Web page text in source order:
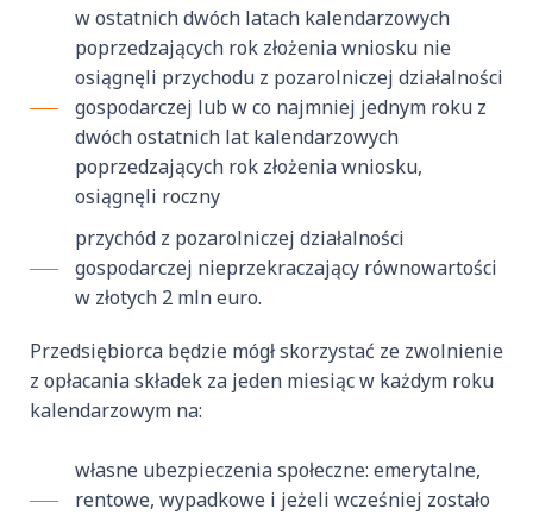
w ostatnich dwóch latach kalendarzowych
poprzedzających rok złożenia wniosku nie
osiągnęli przychodu z pozarolniczej działalności
gospodarczej lub w co najmniej jednym roku z
dwóch ostatnich lat kalendarzowych
poprzedzających rok złożenia wniosku,
osiągnęli roczny
przychód z pozarolniczej działalności
gospodarczej nieprzekraczający równowartości
w złotych 2 mln euro.
Przedsiębiorca będzie mógł skorzystać ze zwolnienie
z opłacania składek za jeden miesiąc w każdym roku
kalendarzowym na:
własne ubezpieczenia społeczne: emerytalne,
rentowe, wypadkowe i jeżeli wcześniej zostało